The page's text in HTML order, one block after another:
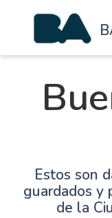
Estos son
guardados y
de la